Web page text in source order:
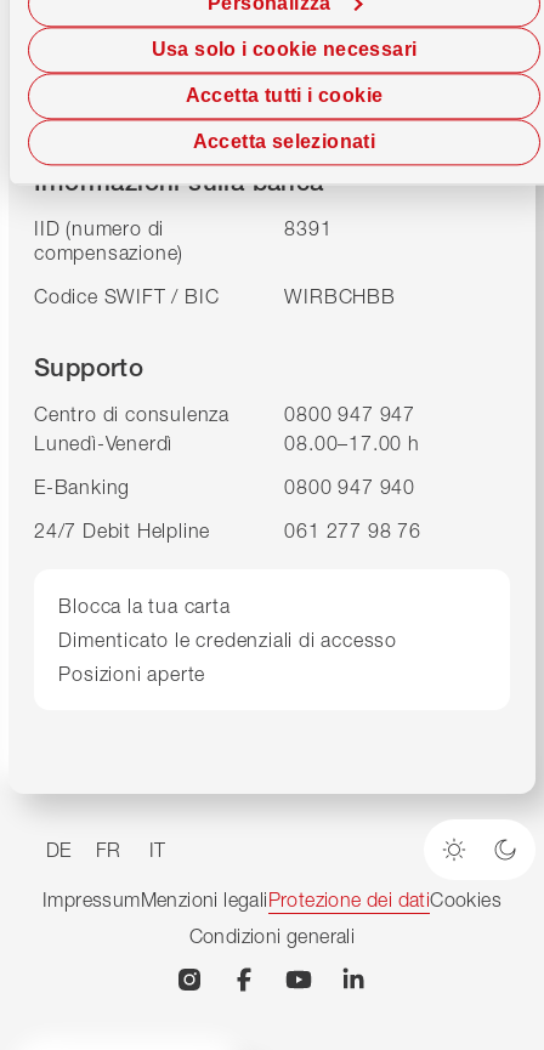
Accetta tutti i cookie
Accetta selezionati
Usa solo i cookie necessari
Banca WIR soc. cooperativa
4002 Basilea
Informazioni sulla banca
IID (numero di
compensazione)
8391
Codice SWIFT / BIC WIRBCHBB
Supporto
Centro di consulenza
0800 947 947
Lunedì-Venerdì
08.00–17.00 h
E-Banking
0800 947 940
24/7 Debit Helpline
061 277 98 76
Blocca la tua carta
Dimenticato le credenziali di accesso
Posizioni aperte
DE FR IT
ImpressumMenzioni legaliProtezione dei datiCookies
Condizioni generali
InstagramFacebookYouTube